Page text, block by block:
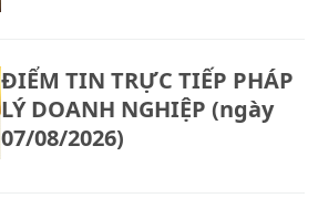
ĐIỂM TIN TRỰC TIẾP PHÁP
LÝ DOANH NGHIỆP (ngày
07/08/2026)